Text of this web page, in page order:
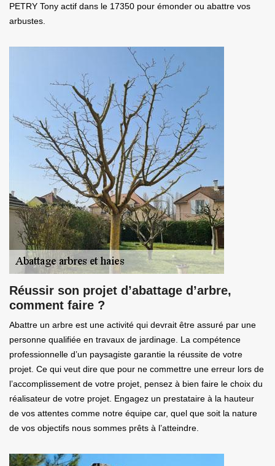
PETRY Tony actif dans le 17350 pour émonder ou abattre vos
arbustes.
Réussir son projet d’abattage d’arbre,
comment faire ?
Abattre un arbre est une activité qui devrait être assuré par une
personne qualifiée en travaux de jardinage. La compétence
professionnelle d’un paysagiste garantie la réussite de votre
projet. Ce qui veut dire que pour ne commettre une erreur lors de
l’accomplissement de votre projet, pensez à bien faire le choix du
réalisateur de votre projet. Engagez un prestataire à la hauteur
de vos attentes comme notre équipe car, quel que soit la nature
de vos objectifs nous sommes prêts à l’atteindre.